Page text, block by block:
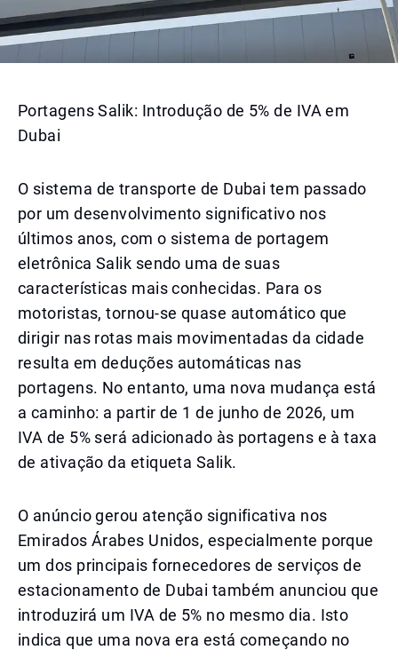
Portagens Salik: Introdução de 5% de IVA em
Dubai
O sistema de transporte de Dubai tem passado
por um desenvolvimento significativo nos
últimos anos, com o sistema de portagem
eletrônica Salik sendo uma de suas
características mais conhecidas. Para os
motoristas, tornou-se quase automático que
dirigir nas rotas mais movimentadas da cidade
resulta em deduções automáticas nas
portagens. No entanto, uma nova mudança está
a caminho: a partir de 1 de junho de 2026, um
IVA de 5% será adicionado às portagens e à taxa
de ativação da etiqueta Salik.
O anúncio gerou atenção significativa nos
Emirados Árabes Unidos, especialmente porque
um dos principais fornecedores de serviços de
estacionamento de Dubai também anunciou que
introduzirá um IVA de 5% no mesmo dia. Isto
indica que uma nova era está começando no